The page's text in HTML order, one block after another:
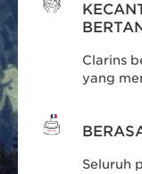
Clarins
yang
Seluruh